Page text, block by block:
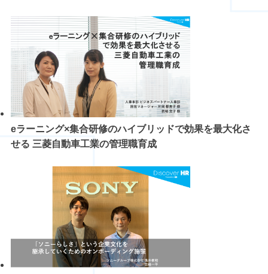
eラーニング×集合研修のハイブリッドで効果を最大化さ
せる 三菱自動車工業の管理職育成